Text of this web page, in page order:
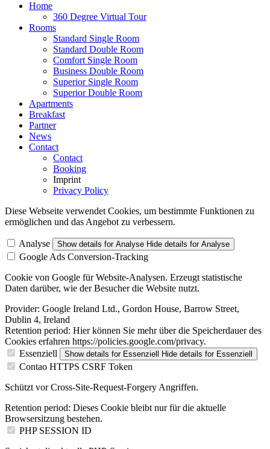
Home
360 Degree Virtual Tour
Rooms
Standard Single Room
Standard Double Room
Comfort Single Room
Business Double Room
Superior Single Room
Superior Double Room
Apartments
Breakfast
Partner
News
Contact
Contact
Booking
Imprint
Privacy Policy
Diese Webseite verwendet Cookies, um bestimmte Funktionen zu
ermöglichen und das Angebot zu verbessern.
Analyse Show details for Analyse Hide details for Analyse
Google Ads Conversion-Tracking
Cookie von Google für Website-Analysen. Erzeugt statistische
Daten darüber, wie der Besucher die Website nutzt.
Provider: Google Ireland Ltd., Gordon House, Barrow Street,
Dublin 4, Ireland
Retention period: Hier können Sie mehr über die Speicherdauer des
Cookies erfahren https://policies.google.com/privacy.
Essenziell
Show details for Essenziell Hide details for Essenziell
Contao HTTPS CSRF Token
Schützt vor Cross-Site-Request-Forgery Angriffen.
Retention period: Dieses Cookie bleibt nur für die aktuelle
Browsersitzung bestehen.
PHP SESSION ID